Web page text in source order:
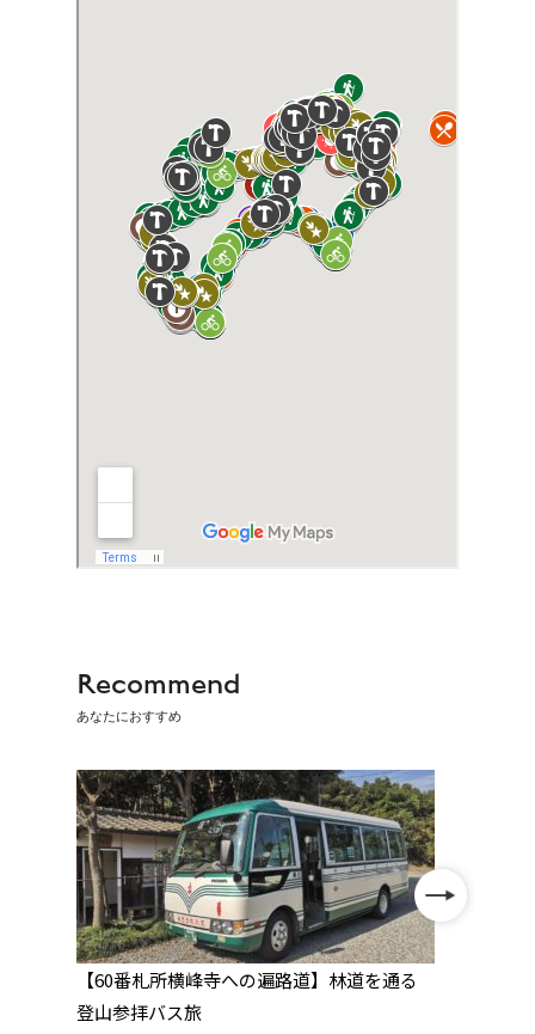
Recommend
あなたにおすすめ
【60番札所横峰寺への遍路道】林道を通る
登山参拝バス旅